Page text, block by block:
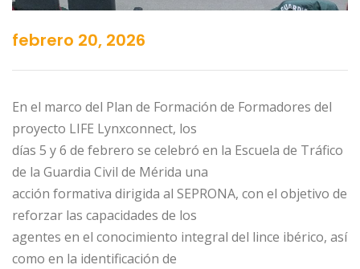
febrero 20, 2026
En el marco del Plan de Formación de Formadores del
proyecto LIFE Lynxconnect, los
días 5 y 6 de febrero se celebró en la Escuela de Tráfico
de la Guardia Civil de Mérida una
acción formativa dirigida al SEPRONA, con el objetivo de
reforzar las capacidades de los
agentes en el conocimiento integral del lince ibérico, así
como en la identificación de